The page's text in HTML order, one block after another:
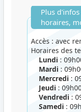
Plus d'infos
horaires,
Accès : avec
Horaires des
Lundi :
Mardi :
Mercredi :
Jeudi :
Vendredi :
Samedi :